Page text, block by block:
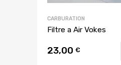
CARBURATION
Filtre a Air Vokes
23,00 €